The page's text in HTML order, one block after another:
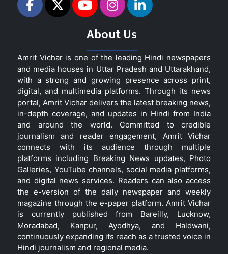
About Us
Amrit Vichar is one of the leading Hindi newspapers
and media houses in Uttar Pradesh and Uttarakhand,
with a strong and growing presence across print,
digital, and multimedia platforms. Through its news
portal, Amrit Vichar delivers the latest breaking news,
in-depth coverage, and updates in Hindi from India
and around the world. Committed to credible
journalism and reader engagement, Amrit Vichar
connects with its audience through multiple
platforms including Breaking News updates, Photo
Galleries, YouTube channels, social media platforms,
and digital news services. Readers can also access
the e-version of the daily newspaper and weekly
magazine through the e-paper platform. Amrit Vichar
is currently published from Bareilly, Lucknow,
Moradabad, Kanpur, Ayodhya, and Haldwani,
continuously expanding its reach as a trusted voice in
Hindi journalism and regional media.